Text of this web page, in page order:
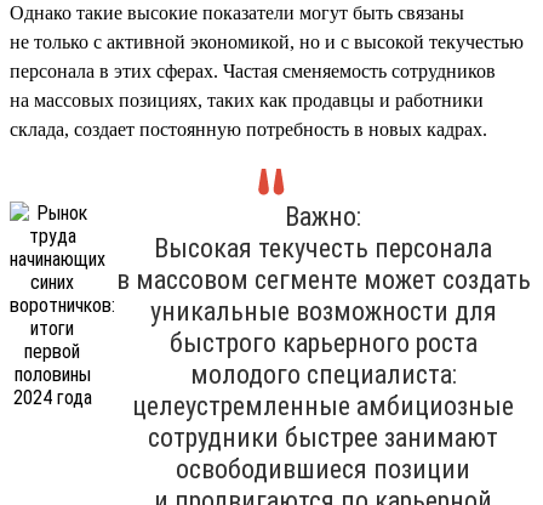
Однако такие высокие показатели могут быть связаны
не только с активной экономикой, но и с высокой текучестью
персонала в этих сферах. Частая сменяемость сотрудников
на массовых позициях, таких как продавцы и работники
склада, создает постоянную потребность в новых кадрах.
Важно:
Высокая текучесть персонала
в массовом сегменте может создать
уникальные возможности для
быстрого карьерного роста
молодого специалиста:
целеустремленные амбициозные
сотрудники быстрее занимают
освободившиеся позиции